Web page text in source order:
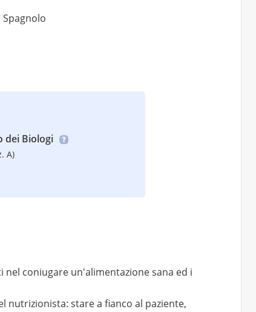
Spagnolo
dei Biologi
A)
coniugare un'alimentazione sana ed i
nutrizionista: stare a fianco al paziente,